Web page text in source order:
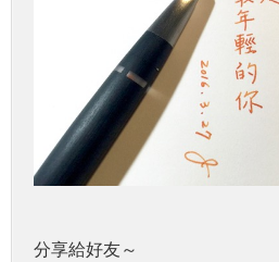
分享給好友～